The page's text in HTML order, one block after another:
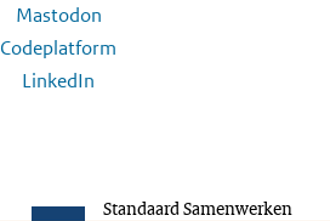
Mastodon
Codeplatform
LinkedIn
Standaard Samenwerken